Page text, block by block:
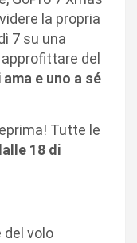
la propria
7 su una
del
e uno a sé
Tutte le
18 di
del volo